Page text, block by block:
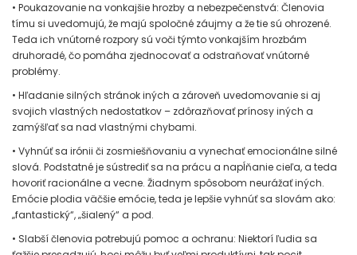
• Poukazovanie na vonkajšie hrozby a nebezpečenstvá: Členovia
tímu si uvedomujú, že majú spoločné záujmy a že tie sú ohrozené.
Teda ich vnútorné rozpory sú voči týmto vonkajším hrozbám
druhoradé, čo pomáha zjednocovať a odstraňovať vnútorné
problémy.
• Hľadanie silných stránok iných a zároveň uvedomovanie si aj
svojich vlastných nedostatkov – zdôrazňovať prínosy iných a
zamýšľať sa nad vlastnými chybami.
• Vyhnúť sa irónii či zosmiešňovaniu a vynechať emocionálne silné
slová. Podstatné je sústrediť sa na prácu a napĺňanie cieľa, a teda
hovoriť racionálne a vecne. Žiadnym spôsobom neurážať iných.
Emócie plodia väčšie emócie, teda je lepšie vyhnúť sa slovám ako:
„fantastický“, „šialený“ a pod.
• Slabší členovia potrebujú pomoc a ochranu: Niektorí ľudia sa